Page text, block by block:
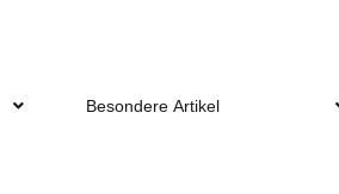
Besondere Artikel